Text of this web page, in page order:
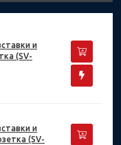
и
(SV-
и
(SV-